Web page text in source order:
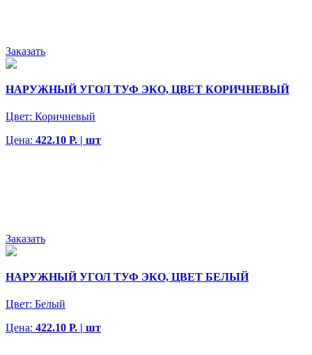
Заказать
НАРУЖНЫЙ УГОЛ ТУФ ЭКО, ЦВЕТ КОРИЧНЕВЫЙ
Цвет: Коричневый
Цена: 422.10 Р. | шт
Заказать
НАРУЖНЫЙ УГОЛ ТУФ ЭКО, ЦВЕТ БЕЛЫЙ
Цвет: Белый
Цена: 422.10 Р. | шт